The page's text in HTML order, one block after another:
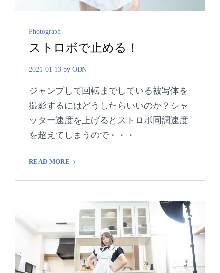
Cat
Links
Photograph
ストロボで止める！
2021-01-13 by ODN
ジャンプして回転までしている被写体を
撮影するにはどうしたらいいのか？シャ
ッター速度を上げるとストロボ同調速度
を超えてしまうので・・・
READ MORE
ロ
止
る！